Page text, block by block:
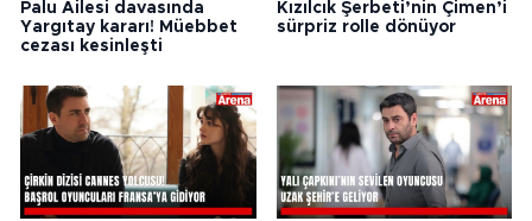
Palu Ailesi davasında
Yargıtay kararı! Müebbet
cezası kesinleşti
Kızılcık Şerbeti’nin Çimen’i
sürpriz rolle dönüyor